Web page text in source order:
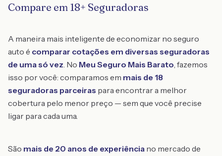
Compare em 18+ Seguradoras
A maneira mais inteligente de economizar no seguro
auto é comparar cotações em diversas seguradoras
de uma só vez. No Meu Seguro Mais Barato, fazemos
isso por você: comparamos em mais de 18
seguradoras parceiras para encontrar a melhor
cobertura pelo menor preço — sem que você precise
ligar para cada uma.
São mais de 20 anos de experiência no mercado de